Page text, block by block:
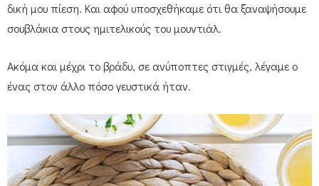
δική μου πίεση. Και αφού υποσχεθήκαμε ότι θα ξαναψήσουμε
σουβλάκια στους ημιτελικούς του μουντιάλ.
Ακόμα και μέχρι το βράδυ, σε ανύποπτες στιγμές, λέγαμε ο
ένας στον άλλο πόσο γευστικά ήταν.